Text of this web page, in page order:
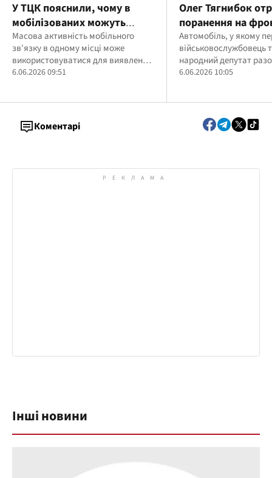
У ТЦК пояснили, чому в
мобілізованих можуть
забрати телефон
Масова активність мобільного
зв'язку в одному місці може
використовуватися для виявлення
розташування військових об'єктів
6.06.2026 09:51
Олег Тягнибок
поранення на
внаслідок атаки
російського дрона
Автомобіль, у якому
військовослужбовець
народний депутат
побратимами,
6.06.2026 10:05
Коментарі
Інші новини